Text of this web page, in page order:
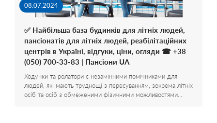
08.07.2024
✅ Найбільша база будинків для літніх людей,
пансіонатів для літніх людей, реабілітаційних
центрів в Україні, відгуки, ціни, огляди ☎ +38
(050) 700-33-83 | Пансіони UA
Ходунки та ролатори є незамінними помічниками для
людей, які мають труднощі з пересуванням, зокрема літніх
осіб та осіб з обмеженими фізичними можливостями…